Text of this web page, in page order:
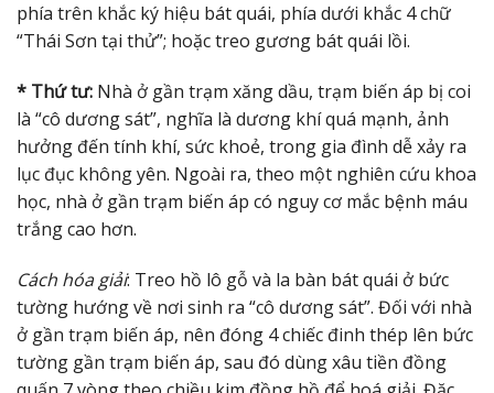
phía trên khắc ký hiệu bát quái, phía dưới khắc 4 chữ
“Thái Sơn tại thử”; hoặc treo gương bát quái lồi.
* Thứ tư: Nhà ở gần trạm xăng dầu, trạm biến áp bị coi
là “cô dương sát”, nghĩa là dương khí quá mạnh, ảnh
hưởng đến tính khí, sức khoẻ, trong gia đình dễ xảy ra
lục đục không yên. Ngoài ra, theo một nghiên cứu khoa
học, nhà ở gần trạm biến áp có nguy cơ mắc bệnh máu
trắng cao hơn.
Cách hóa giải: Treo hồ lô gỗ và la bàn bát quái ở bức
tường hướng về nơi sinh ra “cô dương sát”. Đối với nhà
ở gần trạm biến áp, nên đóng 4 chiếc đinh thép lên bức
tường gần trạm biến áp, sau đó dùng xâu tiền đồng